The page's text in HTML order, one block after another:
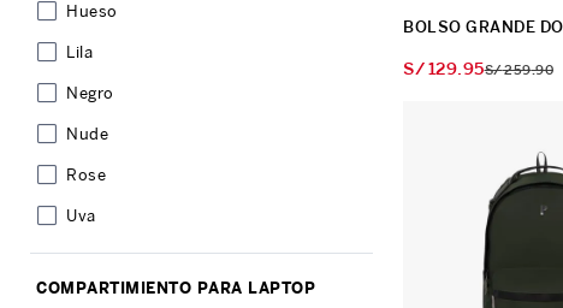
Hueso
Lila
Negro
Nude
Rose
Uva
COMPARTIMIENTO PARA LAPTOP
BOLSO GRANDE
S/129 95S/259.90